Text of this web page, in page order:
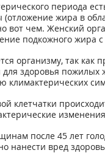
периода
жира в
чем. Женский
подкожного жира
организму, так
для здоровья
климактерических
клетчатки
после 45 лет
нанести вред